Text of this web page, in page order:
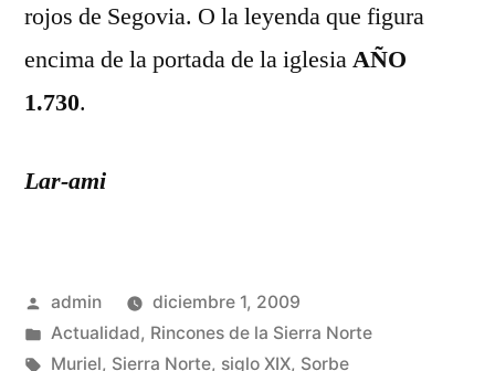
rojos de Segovia. O la leyenda que figura
encima de la portada de la iglesiaAÑO
1.730.
Lar-ami
Publicado
por
admin
diciembre 1, 2009
Publicado
en
Actualidad, Rincones de la Sierra Norte
Etiquetas:
Muriel, Sierra Norte, siglo XIX, Sorbe